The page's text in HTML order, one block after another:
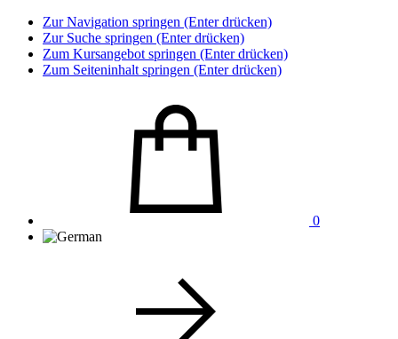
Zur Navigation springen (Enter drücken)
Zur Suche springen (Enter drücken)
Zum Kursangebot springen (Enter drücken)
Zum Seiteninhalt springen (Enter drücken)
0